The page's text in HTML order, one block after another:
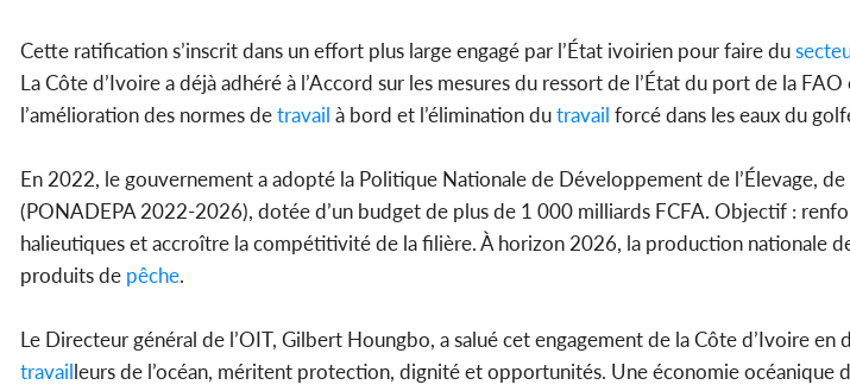
Cette ratification s’inscrit dans un effort plus large engagé par l’État ivoirien pour faire du
La Côte d’Ivoire a déjà adhéré à l’Accord sur les mesures du ressort de l’État du port de la
l’amélioration des normes detravail à bord et l’élimination dutravail forcé dans les eaux du
En 2022, le gouvernement a adopté la Politique Nationale de Développement de l’Élevage, de
(PONADEPA 2022-2026), dotée d’un budget de plus de 1 000 milliards FCFA. Objectif :
halieutiques et accroître la compétitivité de la filière. À horizon 2026, la production nationale
produits de pêche.
Le Directeur général de l’OIT, Gilbert Houngbo, a salué cet engagement de la Côte d’Ivoire en
travailleurs de l’océan, méritent protection, dignité et opportunités. Une économie océanique